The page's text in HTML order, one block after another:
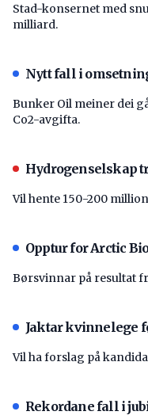
Stad-konsernet med
milliard.
Nytt fall i
Bunker Oil meiner dei
Co2-avgifta.
Hydrogenselskap
Vil hente 150-200
Opptur for Arctic
Børsvinnar på resultat
Jaktar kvinnelege
Vil ha forslag på
Rekordane fall i